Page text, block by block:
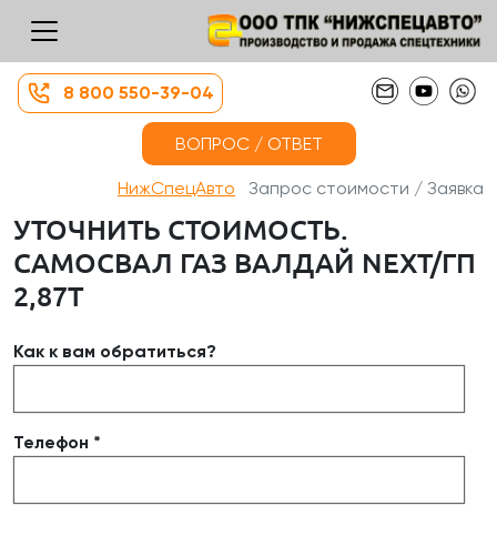
8 800 550-39-04
ВОПРОС / ОТВЕТ
НижСпецАвто Запрос стоимости / Заявка
УТОЧНИТЬ СТОИМОСТЬ.
САМОСВАЛ ГАЗ ВАЛДАЙ NEXT/ГП
2,87Т
Как к вам обратиться?
Телефон *